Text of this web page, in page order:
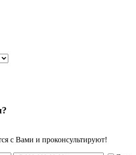
с Вами и проконсультируют!